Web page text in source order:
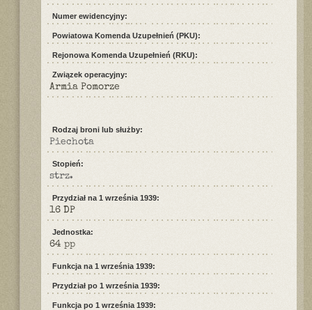
Numer ewidencyjny:
Powiatowa Komenda Uzupełnień (PKU):
Rejonowa Komenda Uzupełnień (RKU):
Związek operacyjny:
Armia Pomorze
Rodzaj broni lub służby:
Piechota
Stopień:
strz.
Przydział na 1 września 1939:
16 DP
Jednostka:
64 pp
Funkcja na 1 września 1939:
Przydział po 1 września 1939:
Funkcja po 1 września 1939: